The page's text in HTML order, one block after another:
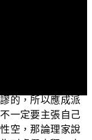
就是順著對方的
繼續這樣推理下
的，所以應成派
一定要主張自己
空，那論理家說